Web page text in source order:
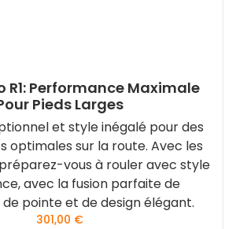
R1: Performance Maximale
Pieds Larges
et style inégalé pour des
optimales sur la route. Avec les
préparez-vous à rouler avec style
avec la fusion parfaite de
pointe et de design élégant.
301,00 €